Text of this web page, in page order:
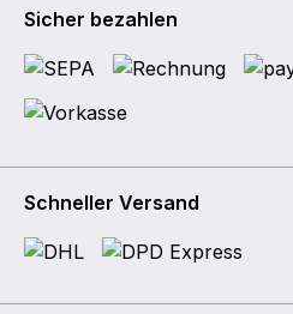
Sicher bezahlen
Schneller Versand